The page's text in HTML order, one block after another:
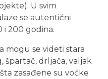
U svim
se autentični
i 200 godina.
mogu se videti stara
špartač, drljača, valjak
zasađene su voćke